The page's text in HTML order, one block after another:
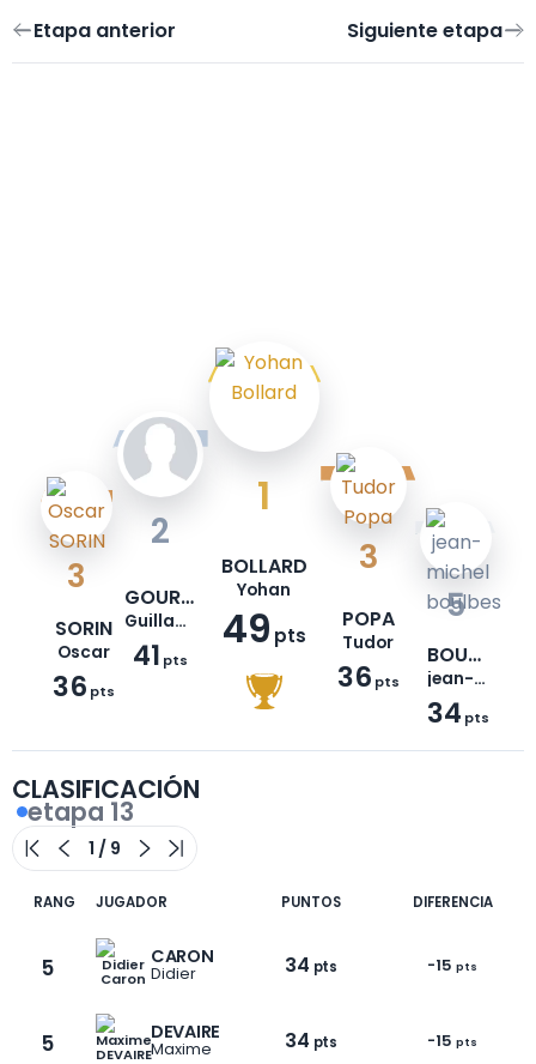
1
BOLLARD
Yohan
49 pts
2
GOURIER
Guillaume
41 pts
3
POPA
Tudor
36 pts
3
SORIN
Oscar
36 pts
5
BOULBES
jean-michel
34 pts
CLASIFICACIÓN
etapa 13
RANG JUGADOR PUNTOS DIFERENCIA
5 CARON
Didier 34 pts -15 pts
5 DEVAIRE
Maxime 34 pts -15 pts